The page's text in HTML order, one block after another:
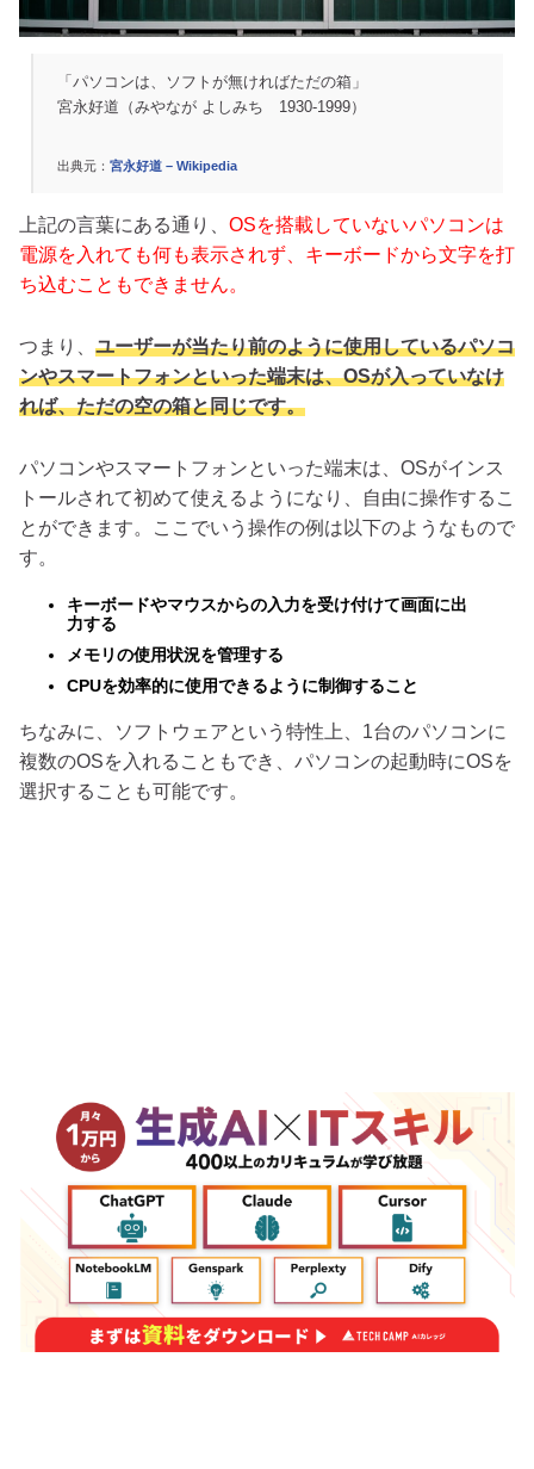
「パソコンは、ソフトが無ければただの箱」
宮永好道（みやなが よしみち 1930-1999）
出典元： 宮永好道 – Wikipedia
上記の言葉にある通り、 OSを搭載していないパソコンは
電源を入れても何も表示されず、キーボードから文字を打
ち込むこともできません。
つまり、 ユーザーが当たり前のように使用しているパソコ
ンやスマートフォンといった端末は、OSが入っていなけ
れば、ただの空の箱と同じです。
パソコンやスマートフォンといった端末は、OSがインス
トールされて初めて使えるようになり、自由に操作するこ
とができます。ここでいう操作の例は以下のようなもので
す。
キーボードやマウスからの入力を受け付けて画面に出
力する
メモリの使用状況を管理する
CPUを効率的に使用できるように制御すること
ちなみに、ソフトウェアという特性上、1台のパソコンに
複数のOSを入れることもでき、パソコンの起動時にOSを
選択することも可能です。